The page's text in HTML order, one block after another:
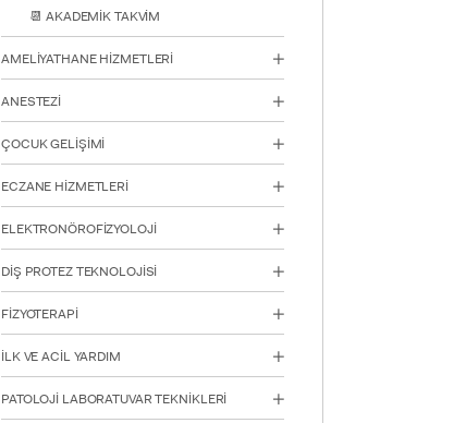
📆 AKADEMİK TAKVİM
AMELİYATHANE HİZMETLERİ
ANESTEZİ
ÇOCUK GELİŞİMİ
ECZANE HİZMETLERİ
ELEKTRONÖROFİZYOLOJİ
DİŞ PROTEZ TEKNOLOJİSİ
FİZYOTERAPİ
İLK VE ACİL YARDIM
PATOLOJİ LABORATUVAR TEKNİKLERİ